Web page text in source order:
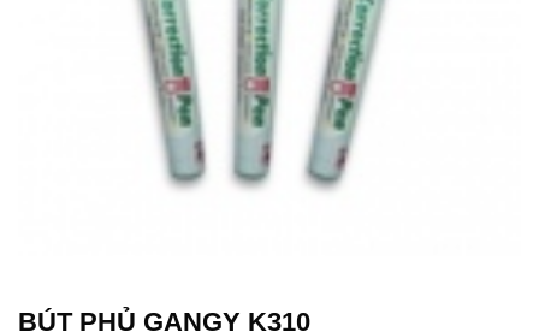
BÚT PHỦ GANGY K310